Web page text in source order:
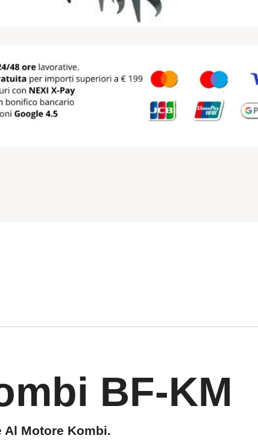
BF-KM
Al Motore Kombi.